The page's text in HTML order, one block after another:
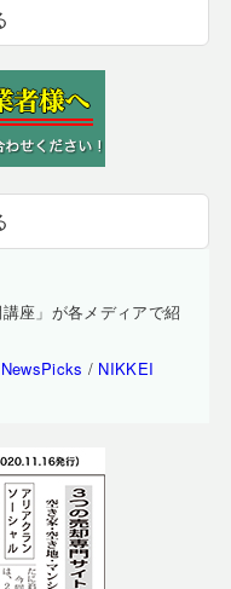
座」が各メディアで紹
NewsPicks / NIKKEI